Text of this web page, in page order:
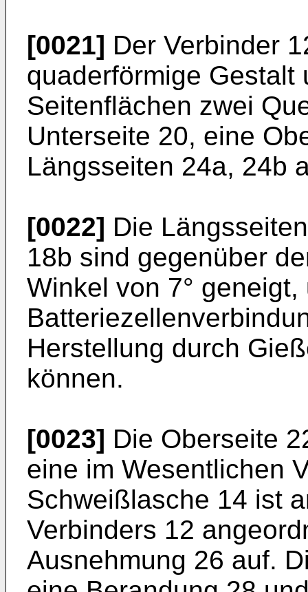
[0021] Der Verbinder
quaderförmige Gestalt
Seitenflächen zwei
Unterseite 20, eine
Längsseiten 24a, 24b
[0022] Die
18b sind gegenüber
Winkel von 7° geneigt,
Herstellung durch
können.
[0023] Die Oberseite
eine im Wesentlichen
Schweißlasche 14 ist
Verbinders 12
Ausnehmung 26 auf.